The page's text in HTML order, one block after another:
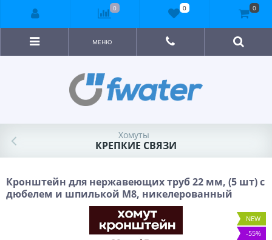
МЕНЮ
Хомуты
КРЕПКИЕ СВЯЗИ
Кронштейн для нержавеющих труб 22 мм, (5 шт) с
дюбелем и шпилькой М8, никелерованный
NEW
-55%
0 0 0